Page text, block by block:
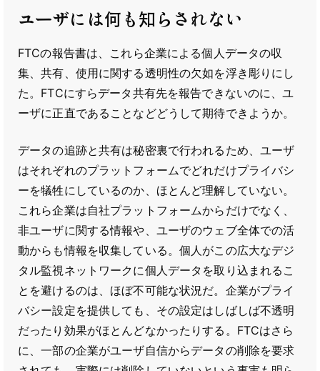
ユーザには何も知らされない
FTCの報告書は、これら企業による個人データの収
集、共有、使用に関する透明性の欠如を浮き彫りにし
た。FTCにすらデータ共有先を報告できないのに、ユ
ーザに正直であることなどどうして期待できようか。
データの追跡と共有は秘密裏で行われるため、ユーザ
はそれぞれのプラットフォームでどれだけプライバシ
ーを犠牲にしているのか、ほとんど理解していない。
これら企業は自社プラットフォームからだけでなく、
非ユーザに関する情報や、ユーザのウェブ全体での活
動からも情報を収集している。個人がこの広大なデジ
タル監視ネットワークに個人データを取り込まれるこ
とを避けるのは、ほぼ不可能な状況だ。企業がプライ
バシー設定を提供しても、その設定はしばしば不透明
だったり効果がほとんどなかったりする。FTCはさら
に、一部の企業がユーザ自信からデータの削除を要求